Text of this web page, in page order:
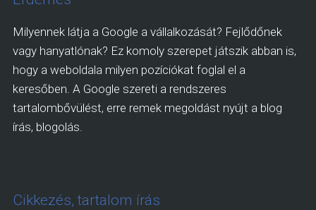
Milyennek látja a Google a vállalkozását? Fejlődőnek
vagy hanyatlónak? Ez komoly szerepet játszik abban is,
hogy a weboldala milyen pozíciókat foglal el a
keresőben. A Google szereti a rendszeres
tartalombővülést, erre remek megoldást nyújt a blog
írás, blogolás.
Cikkezés, tartalom írás